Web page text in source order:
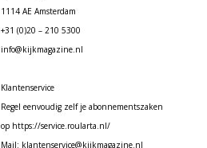
1114 AE Amsterdam
+31 (0)20 – 210 5300
info@kijkmagazine.nl
Klantenservice
Regel eenvoudig zelf je abonnementszaken
op https://service.roularta.nl/
Mail: klantenservice@kijkmagazine.nl